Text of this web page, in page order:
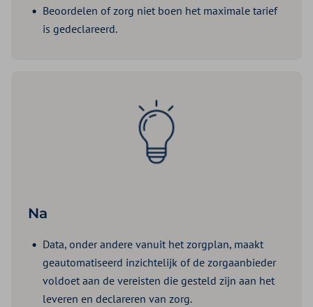
Beoordelen of zorg niet boen het maximale tarief
is gedeclareerd.
Na
Data, onder andere vanuit het zorgplan, maakt
geautomatiseerd inzichtelijk of de zorgaanbieder
voldoet aan de vereisten die gesteld zijn aan het
leveren en declareren van zorg.